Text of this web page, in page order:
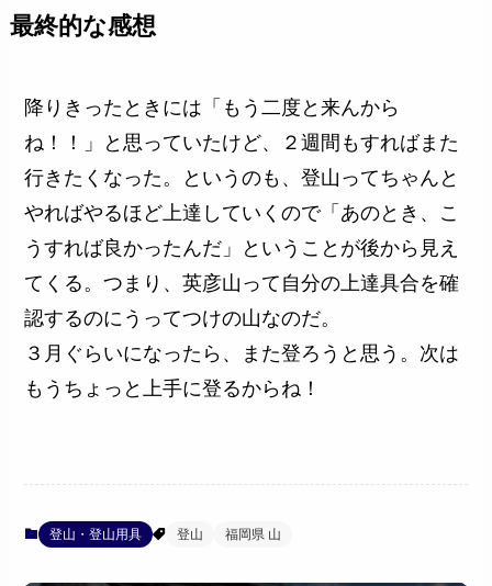
最終的な感想
降りきったときには「もう二度と来んから
ね！！」と思っていたけど、２週間もすればまた
行きたくなった。というのも、登山ってちゃんと
やればやるほど上達していくので「あのとき、こ
うすれば良かったんだ」ということが後から見え
てくる。つまり、英彦山って自分の上達具合を確
認するのにうってつけの山なのだ。
３月ぐらいになったら、また登ろうと思う。次は
もうちょっと上手に登るからね！
登山・登山用具 登山 福岡県 山